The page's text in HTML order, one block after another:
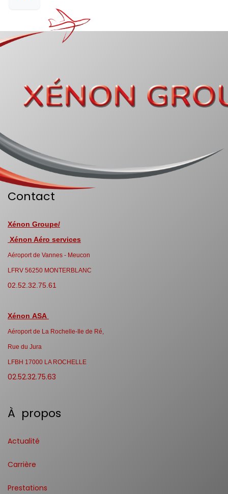
Contact
Xénon Groupe/
Xénon Aéro services
Aéroport de Vannes - Meucon
LFRV 56250 MONTERBLANC
02.52.32.75.61
Xénon ASA
Aéroport de La Rochelle-Ile de Ré,
Rue du Jura
LFBH 17000 LA ROCHELLE
02.52.32.75.63
À propos
Actualité
Carrière
Prestations